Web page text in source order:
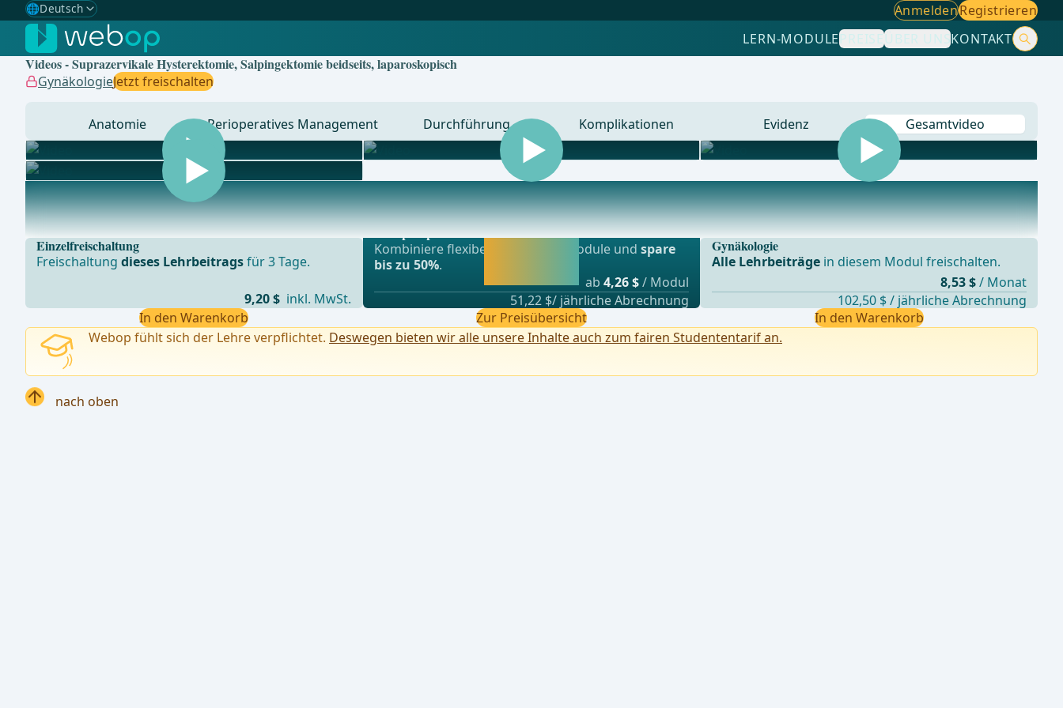
🌐Deutsch
Gewählte Sprache: Deutsch
🇩🇪 Deutsch ✓
🇬🇧English
🇧🇷Brasilianisch
AnmeldenRegistrieren
LERN-MODULEPREISEÜBER UNSKONTAKT
Videos - Suprazervikale Hysterektomie, Salpingektomie beidseits, laparoskopisch
GynäkologieJetzt freischalten
Anatomie Perioperatives Management Durchführung Komplikationen Evidenz Gesamtvideo
... - Operationen aus der Allgemein-, Viszeral- und Transplationschirurgie, Gefässchirurgie und Thor
Einzelfreischaltung
Freischaltungdieses Lehrbeitragsfür 3 Tage.
9,20 $ inkl. MwSt.
In den Warenkorb
Beliebtestes Angebot
webop - Sparflex
Kombiniere flexibel unsere Lernmodule undspare
bis zu 50%.
ab 4,26 $/ Modul
51,22 $/ jährliche Abrechnung
Zur Preisübersicht
Gynäkologie
Alle Lehrbeiträgein diesem Modul freischalten.
8,53 $ / Monat
102,50 $ / jährliche Abrechnung
In den Warenkorb
Webop fühlt sich der Lehre verpflichtet. Deswegen bieten wir alle unsere Inhalte auch zum fairen Studententarif an.
nach oben